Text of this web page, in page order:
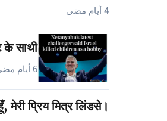
4 أيام مضى
साथी…
6 أيام مضى
मेरी प्रिय मित्र लिंडसे।